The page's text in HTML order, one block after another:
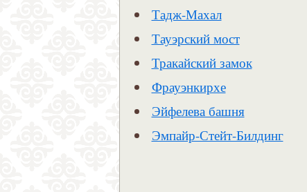
Тадж-Махал
Тауэрский мост
Тракайский замок
Фрауэнкирхе
Эйфелева башня
Эмпайр-Стейт-Билдинг